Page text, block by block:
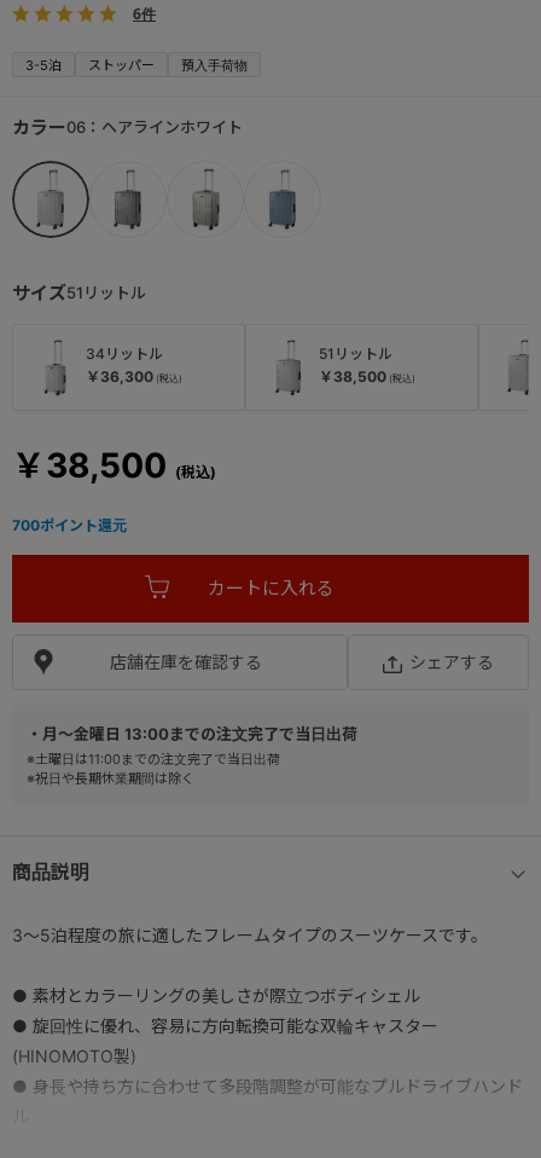
6件
3-5泊 ストッパー 預入手荷物
・月～金曜日 13:00までの注文完了で当日出荷
※土曜日は11:00までの注文完了で当日出荷
※祝日や長期休業期間は除く
￥38,500
商品説明
3～5泊程度の旅に適したフレームタイプのスーツケースです。
● 素材とカラーリングの美しさが際立つボディシェル
● 旋回性に優れ、容易に方向転換可能な双輪キャスター
(HINOMOTO製)
● 身長や持ち方に合わせて多段階調整が可能なプルドライブハンド
ル
サイズ51リットル
34リットル
￥36,300
51リットル
￥38,500
カラー06：ヘアラインホワイト
店舗在庫を確認する シェアする
700ポイント還元